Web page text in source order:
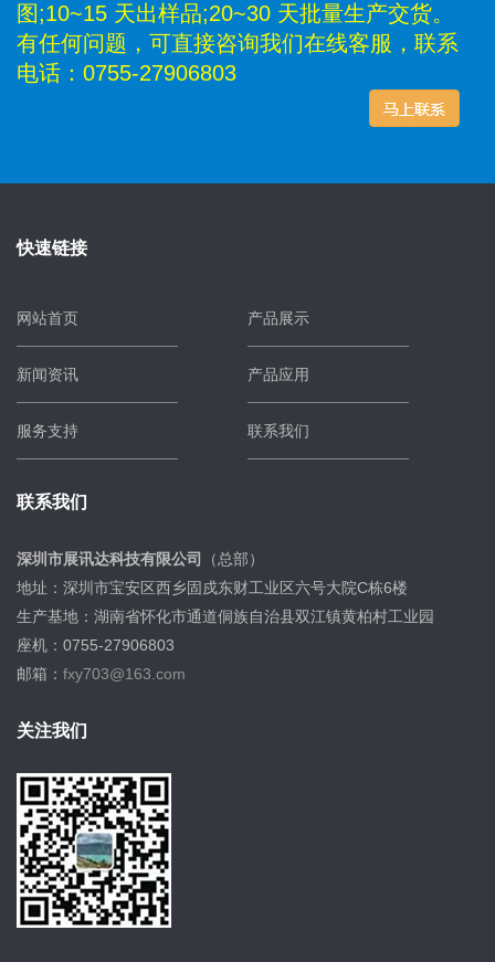
图;10~15 天出样品;20~30 天批量生产交货。
有任何问题，可直接咨询我们在线客服，联系
电话：0755-27906803
快速链接
网站首页 产品展示
新闻资讯 产品应用
服务支持 联系我们
联系我们
深圳市展讯达科技有限公司
（总部）
地址：深圳市宝安区西乡固戍东财工业区六号大院C栋6楼
生产基地：湖南省怀化市通道侗族自治县双江镇黄柏村工业园
座机：0755-27906803
邮箱： fxy703@163.com
关注我们